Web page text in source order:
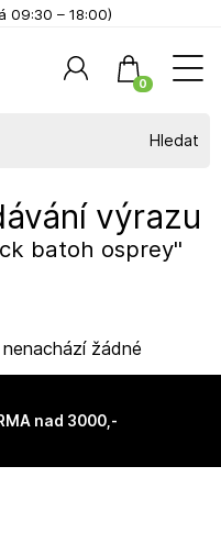
batoh osprey"
žádné
09:30 – 18:00)
0
Hledat
nad 3000,-